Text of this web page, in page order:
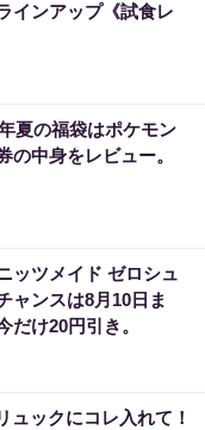
インアップ《試食レ
夏の福袋はポケモン
の中身をレビュー。
ッツメイド ゼロシュ
ャンスは8月10日ま
だけ20円引き。
ュックにコレ入れて！